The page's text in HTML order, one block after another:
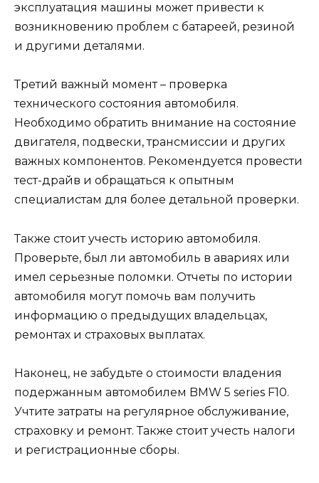
эксплуатация машины может привести к
возникновению проблем с батареей, резиной
и другими деталями.
Третий важный момент – проверка
технического состояния автомобиля.
Необходимо обратить внимание на состояние
двигателя, подвески, трансмиссии и других
важных компонентов. Рекомендуется провести
тест-драйв и обращаться к опытным
специалистам для более детальной проверки.
Также стоит учесть историю автомобиля.
Проверьте, был ли автомобиль в авариях или
имел серьезные поломки. Отчеты по истории
автомобиля могут помочь вам получить
информацию о предыдущих владельцах,
ремонтах и страховых выплатах.
Наконец, не забудьте о стоимости владения
подержанным автомобилем BMW 5 series F10.
Учтите затраты на регулярное обслуживание,
страховку и ремонт. Также стоит учесть налоги
и регистрационные сборы.